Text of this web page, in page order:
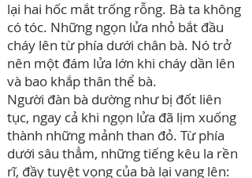
lại hai hốc mắt trống rỗng. Bà ta không
có tóc. Những ngọn lửa nhỏ bắt đầu
cháy lên từ phía dưới chân bà. Nó trở
nên một đám lửa lớn khi cháy dần lên
và bao khắp thân thể bà.
Người đàn bà dường như bị đốt liên
tục, ngay cả khi ngọn lửa đã lịm xuống
thành những mảnh than đỏ. Từ phía
dưới sâu thẳm, những tiếng kêu la rền
rĩ, đầy tuyệt vọng của bà lại vang lên: